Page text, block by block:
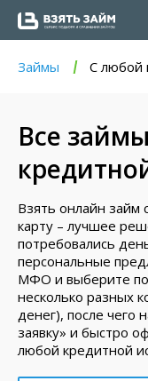
Займы С любой
Все
Взять онлайн займ
карту – лучшее
потребовались
персональные
МФО и выберите
несколько разных
денег), после чего
заявку» и быстро
любой кредитной